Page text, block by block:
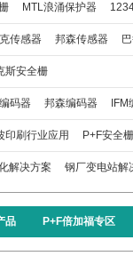
MTL浪涌保护器
传感器 邦森传感器
斯安全栅
码器 邦森编码器
印刷行业应用 P+F安全
解决方案 钢厂变电站解
品 P+F倍加福专区